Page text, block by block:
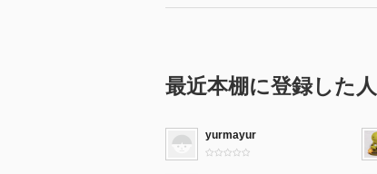
最近本棚に登録した人
yurmayur